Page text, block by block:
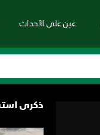
عين على الأحداث
ذكرى